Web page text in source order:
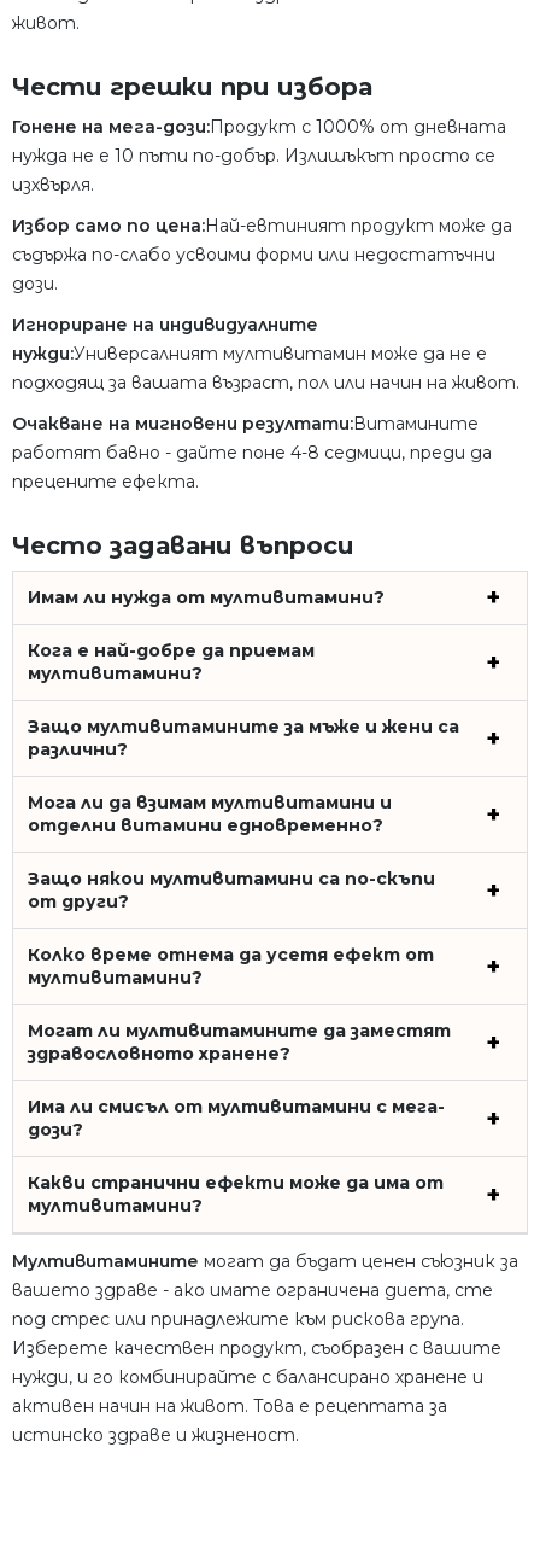
живот.
Чести грешки при избора
Гонене на мега-дози:Продукт с 1000% от дневната
нужда не е 10 пъти по-добър. Излишъкът просто се
изхвърля.
Избор само по цена:Най-евтиният продукт може да
съдържа по-слабо усвоими форми или недостатъчни
дози.
Игнориране на индивидуалните
нужди:Универсалният мултивитамин може да не е
подходящ за вашата възраст, пол или начин на живот.
Очакване на мигновени резултати:Витамините
работят бавно - дайте поне 4-8 седмици, преди да
прецените ефекта.
Често задавани въпроси
Имам ли нужда от мултивитамини?
Кога е най-добре да приемам
мултивитамини?
Защо мултивитамините за мъже и жени са
различни?
Мога ли да взимам мултивитамини и
отделни витамини едновременно?
Защо някои мултивитамини са по-скъпи
от други?
Колко време отнема да усетя ефект от
мултивитамини?
Могат ли мултивитамините да заместят
здравословното хранене?
Има ли смисъл от мултивитамини с мега-
дози?
Какви странични ефекти може да има от
мултивитамини?
Мултивитамините могат да бъдат ценен съюзник за
вашето здраве - ако имате ограничена диета, сте
под стрес или принадлежите към рискова група.
Изберете качествен продукт, съобразен с вашите
нужди, и го комбинирайте с балансирано хранене и
активен начин на живот. Това е рецептата за
истинско здраве и жизненост.